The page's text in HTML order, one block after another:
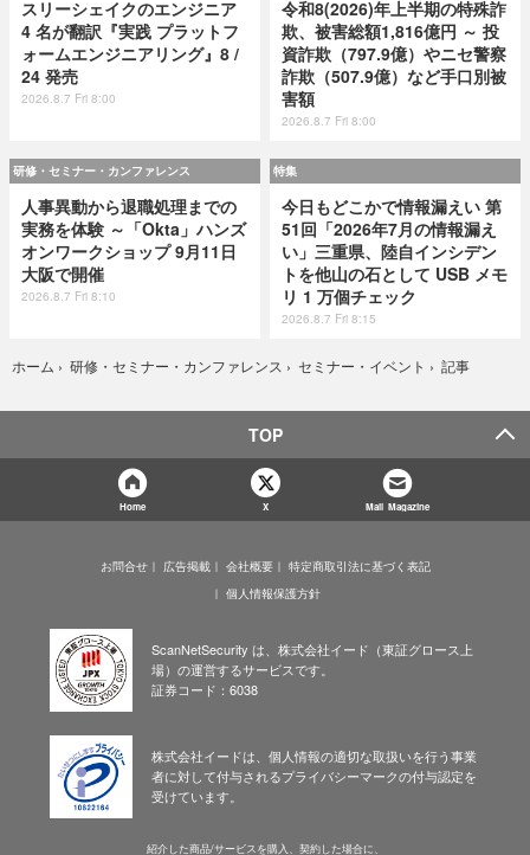
スリーシェイクのエンジニア
4 名が翻訳『実践 プラットフ
ォームエンジニアリング』8 /
24 発売
2026.8.7 Fri 8:00
令和8(2026)年上半期の特殊詐
欺、被害総額1,816億円 ～ 投
資詐欺（797.9億）やニセ警察
詐欺（507.9億）など手口別被
害額
2026.8.7 Fri 8:00
研修・セミナー・カンファレンス
人事異動から退職処理までの
実務を体験 ～「Okta」ハンズ
オンワークショップ 9月11日
大阪で開催
2026.8.7 Fri 8:10
特集
今日もどこかで情報漏えい 第
51回「2026年7月の情報漏え
い」三重県、陸自インシデン
トを他山の石として USB メモ
リ 1 万個チェック
2026.8.7 Fri 8:15
ホーム › 研修・セミナー・カンファレンス › セミナー・イベント › 記事
TOP
Home X Mail Magazine
お問合せ 広告掲載 会社概要
特定商取引法に基づく表記
個人情報保護方針
ScanNetSecurity は、株式会社イード（東証グロース上
場）の運営するサービスです。
証券コード：6038
株式会社イードは、個人情報の適切な取扱いを行う事業
者に対して付与されるプライバシーマークの付与認定を
受けています。
紹介した商品/サービスを購入、契約した場合に、